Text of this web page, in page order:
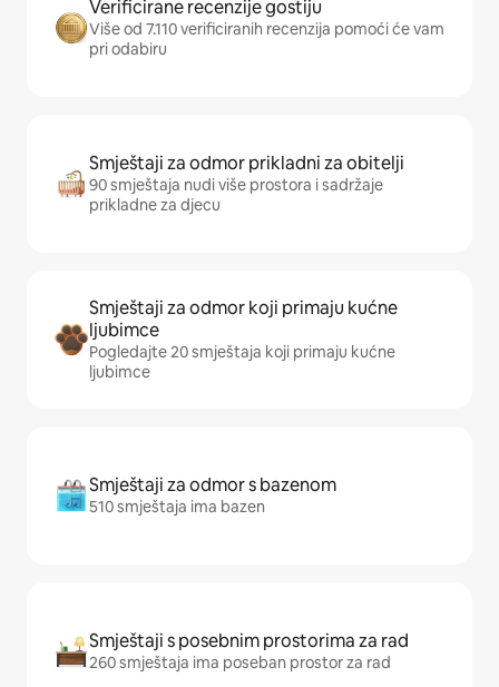
Verificirane recenzije gostiju
Više od 7.110 verificiranih recenzija pomoći će vam
pri odabiru
Smještaji za odmor prikladni za obitelji
90 smještaja nudi više prostora i sadržaje
prikladne za djecu
Smještaji za odmor koji primaju kućne
ljubimce
Pogledajte 20 smještaja koji primaju kućne
ljubimce
Smještaji za odmor s bazenom
510 smještaja ima bazen
Smještaji s posebnim prostorima za rad
260 smještaja ima poseban prostor za rad